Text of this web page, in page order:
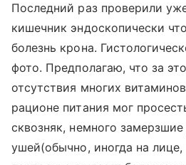
Последний раз проверили
кишечник эндоскопически
болезнь крона.
фото. Предполагаю, что за
отсутствия многих
рационе питания мог
сквозняк, немного
ушей(обычно, иногда на